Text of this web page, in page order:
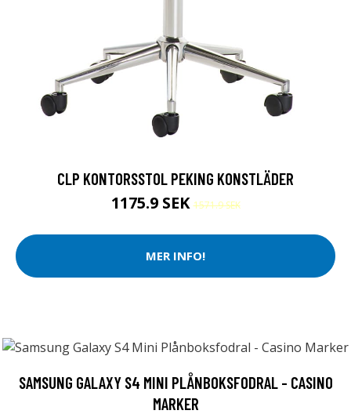
CLP KONTORSSTOL PEKING KONSTLÄDER
1175.9 SEK1571.9 SEK
MER INFO!
SAMSUNG GALAXY S4 MINI PLÅNBOKSFODRAL - CASINO
MARKER